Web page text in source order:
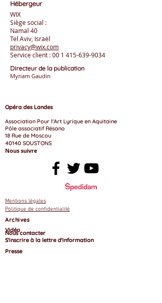
Hébergeur
WIX
Siège social :
Namal 40
Tel Aviv, Israël
privacy@wix.com
Service client :00 1 415-639-9034
Directeur de la publication
Myriam Gaudin
Opéra des Landes
Association Pour l'Art Lyrique en Aquitaine​
Pôle associatif Résano
18 Rue de Moscou
40140 SOUSTONS
Nous suivre
Mentions légales
Politique de confidentialité
Archives
Nous contacter
S'inscrire à la lettre d'information
Presse
Vidéo